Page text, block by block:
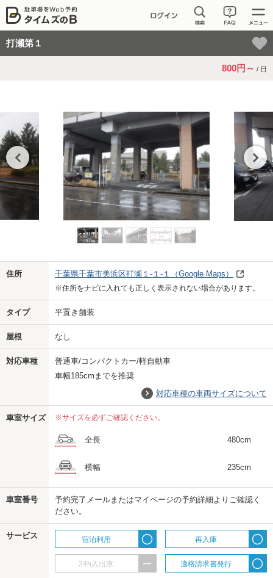
打瀬第１
800円～ / 日
Previo
住所 千葉県千葉市美浜区打瀬１-１-１ （Google Maps）
※住所をナビに入れても正しく表示されない場合があります。
タイプ 平置き舗装
屋根 なし
対応車種
普通車/コンパクトカー/軽自動車
車幅185cmまでを推奨
対応車種の車両サイズについて
車室サイズ ※サイズを必ずご確認ください。
全長 480cm
横幅 235cm
車室番号
予約完了メールまたはマイページの予約詳細よりご確認く
ださい。
サービス 宿泊利用 再入庫
24h入出庫 適格請求書発行